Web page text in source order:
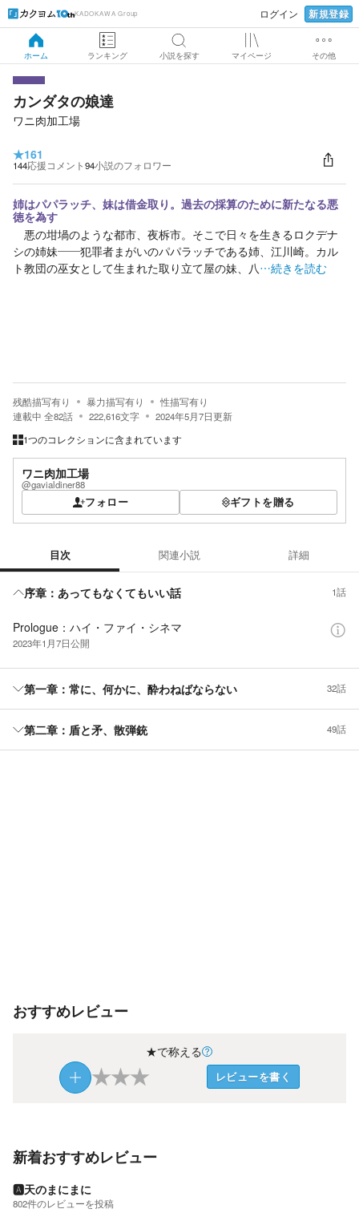
KADOKAWA Group ログイン 新規登録
ホーム ランキング 小説を探す マイページ その他
カンダタの娘達
ワニ肉加工場
★161
144応援コメント94小説のフォロワー
姉はパパラッチ、妹は借金取り。過去の採算のために新たなる悪
徳を為す
悪の坩堝のような都市、夜柝市。そこで日々を生きるロクデナ
シの姉妹——犯罪者まがいのパパラッチである姉、江川崎。カル
ト教団の巫女として生まれた取り立て屋の妹、八…続きを読む
残酷描写有り 暴力描写有り
性描写有り
連載中 全82話 222,616文字 2024年5月7日更新
1つのコレクションに含まれています
ワニ肉加工場
@gavialdiner88
フォロー ギフトを贈る
目次 関連小説 詳細
序章：あってもなくてもいい話 1話
Prologue：ハイ・ファイ・シネマ
2023年1月7日公開
第一章：常に、何かに、酔わねばならない 32話
第二章：盾と矛、散弾銃 49話
おすすめレビュー
★で称える
★★★ レビューを書く
新着おすすめレビュー
🅰️天のまにまに
802件のレビューを投稿